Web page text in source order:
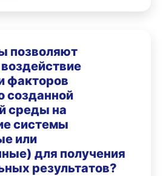
позволяют
факторов
созданной
среды на
системы
или
для получения
результатов?